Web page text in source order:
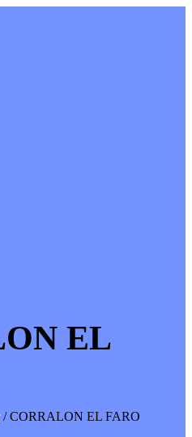
EL
/ CORRALON EL FARO